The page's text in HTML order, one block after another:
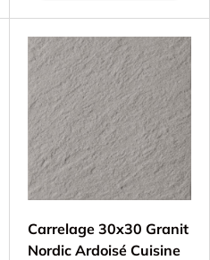
Carrelage 30x30 Granit
Nordic Ardoisé Cuisine